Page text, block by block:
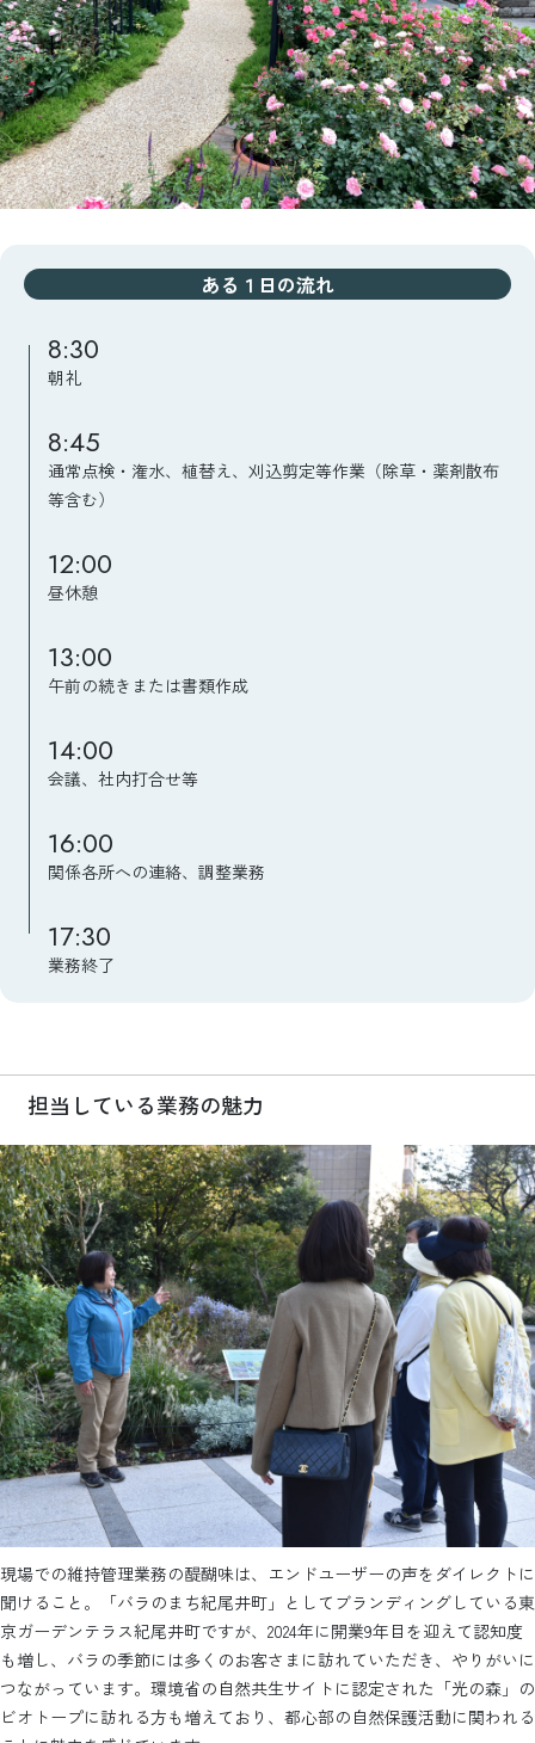
ある１日の流れ
8:30
朝礼
8:45
通常点検・潅水、植替え、刈込剪定等作業（除草・薬剤散布
等含む）
12:00
昼休憩
13:00
午前の続きまたは書類作成
14:00
会議、社内打合せ等
16:00
関係各所への連絡、調整業務
17:30
業務終了
担当している業務の魅力
現場での維持管理業務の醍醐味は、エンドユーザーの声をダイレクトに
聞けること。「バラのまち紀尾井町」としてブランディングしている東
京ガーデンテラス紀尾井町ですが、2024年に開業9年目を迎えて認知度
も増し、バラの季節には多くのお客さまに訪れていただき、やりがいに
つながっています。環境省の自然共生サイトに認定された「光の森」の
ビオトープに訪れる方も増えており、都心部の自然保護活動に関われる